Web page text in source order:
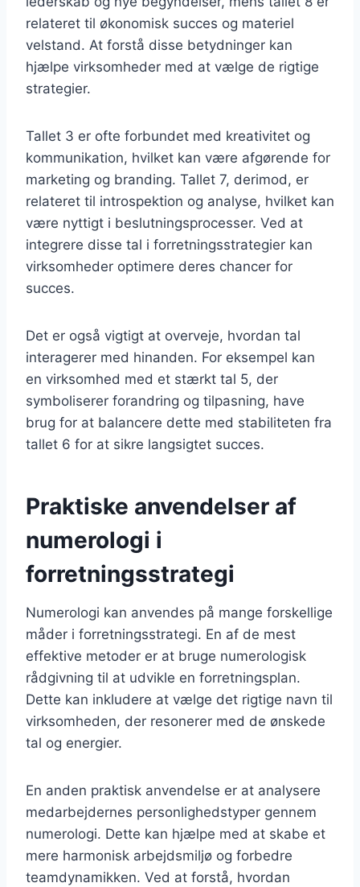
relateret til økonomisk succes og materiel
velstand. At forstå disse betydninger kan
hjælpe virksomheder med at vælge de rigtige
strategier.
Tallet 3 er ofte forbundet med kreativitet og
kommunikation, hvilket kan være afgørende for
marketing og branding. Tallet 7, derimod, er
relateret til introspektion og analyse, hvilket kan
være nyttigt i beslutningsprocesser. Ved at
integrere disse tal i forretningsstrategier kan
virksomheder optimere deres chancer for
succes.
Det er også vigtigt at overveje, hvordan tal
interagerer med hinanden. For eksempel kan
en virksomhed med et stærkt tal 5, der
symboliserer forandring og tilpasning, have
brug for at balancere dette med stabiliteten fra
tallet 6 for at sikre langsigtet succes.
Praktiske anvendelser af
numerologi i
forretningsstrategi
Numerologi kan anvendes på mange forskellige
måder i forretningsstrategi. En af de mest
effektive metoder er at bruge numerologisk
rådgivning til at udvikle en forretningsplan.
Dette kan inkludere at vælge det rigtige navn til
virksomheden, der resonerer med de ønskede
tal og energier.
En anden praktisk anvendelse er at analysere
medarbejdernes personlighedstyper gennem
numerologi. Dette kan hjælpe med at skabe et
mere harmonisk arbejdsmiljø og forbedre
teamdynamikken. Ved at forstå, hvordan